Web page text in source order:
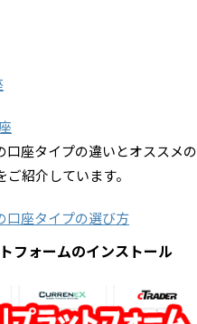
座タイプの違いとオススメの
ご紹介しています。
口座タイプの選び方
フォームのインストール